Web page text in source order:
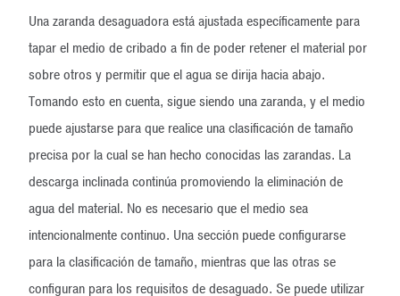
Una zaranda desaguadora está ajustada específicamente para
tapar el medio de cribado a fin de poder retener el material por
sobre otros y permitir que el agua se dirija hacia abajo.
Tomando esto en cuenta, sigue siendo una zaranda, y el medio
puede ajustarse para que realice una clasificación de tamaño
precisa por la cual se han hecho conocidas las zarandas. La
descarga inclinada continúa promoviendo la eliminación de
agua del material. No es necesario que el medio sea
intencionalmente continuo. Una sección puede configurarse
para la clasificación de tamaño, mientras que las otras se
configuran para los requisitos de desaguado. Se puede utilizar